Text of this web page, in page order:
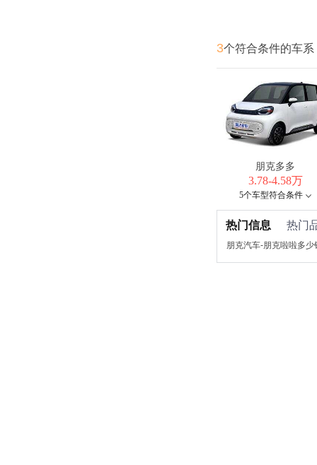
3个符合条件的车系
朋克多多
3.78-4.58万
5个车型符合条件
热门信息 热门
朋克汽车-朋克啦啦多少